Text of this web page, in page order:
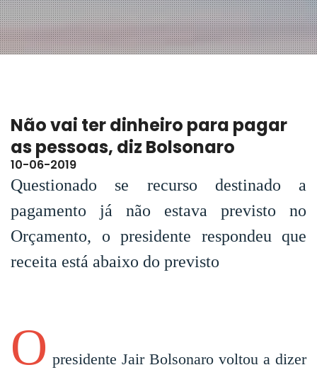
Não vai ter dinheiro para pagar
as pessoas, diz Bolsonaro
10-06-2019
Questionado se recurso destinado a
pagamento já não estava previsto no
Orçamento, o presidente respondeu que
receita está abaixo do previsto
O presidente Jair Bolsonaro voltou a dizer